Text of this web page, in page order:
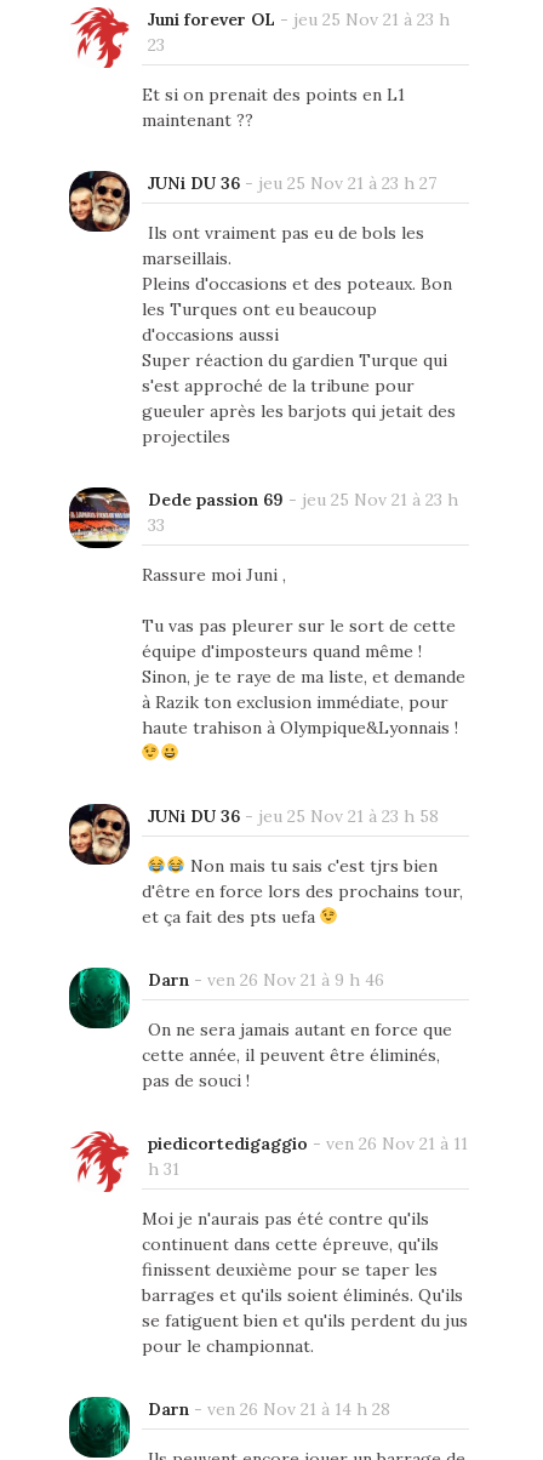
Juni forever OL - jeu 25 Nov 21 à 23 h
23
Et si on prenait des points en L1
maintenant ??
JUNi DU 36- jeu 25 Nov 21 à 23 h 27
Ils ont vraiment pas eu de bols les
marseillais.
Pleins d'occasions et des poteaux. Bon
les Turques ont eu beaucoup
d'occasions aussi
Super réaction du gardien Turque qui
s'est approché de la tribune pour
gueuler après les barjots qui jetait des
projectiles
Dede passion 69 - jeu 25 Nov 21 à 23 h
33
Rassure moi Juni ,
Tu vas pas pleurer sur le sort de cette
équipe d'imposteurs quand même !
Sinon, je te raye de ma liste, et demande
à Razik ton exclusion immédiate, pour
haute trahison à Olympique&Lyonnais !
JUNi DU 36- jeu 25 Nov 21 à 23 h 58
Non mais tu sais c'est tjrs bien
d'être en force lors des prochains tour,
et ça fait des pts uefa
Darn- ven 26 Nov 21 à 9 h 46
On ne sera jamais autant en force que
cette année, il peuvent être éliminés,
pas de souci !
piedicortedigaggio - ven 26 Nov 21 à 11
h 31
Moi je n'aurais pas été contre qu'ils
continuent dans cette épreuve, qu'ils
finissent deuxième pour se taper les
barrages et qu'ils soient éliminés. Qu'ils
se fatiguent bien et qu'ils perdent du jus
pour le championnat.
Darn- ven 26 Nov 21 à 14 h 28